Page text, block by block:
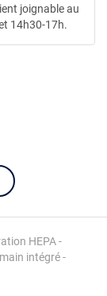
HEPA -
intégré -
joignable au
14h30-17h.